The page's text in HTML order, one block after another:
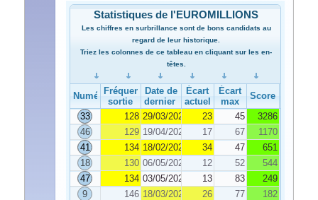
Statistiques de l'EUROMILLIONS
Les chiffres en surbrillance sont de bons candidats au
regard de leur historique.
Triez les colonnes de ce tableau en cliquant sur les en-
têtes.
NuméroFréquence de
sortie
Date de
dernier tirage
Écart
actuel
Écart
max
Score
33
128 29/03/2022 23 45
3286
46
129 19/04/2022 17 67
1170
41
134 18/02/2022 34 47
651
18
130 06/05/2022 12 52
544
47
134 03/05/2022 13 83
249
9
146 18/03/2022 26 77
182